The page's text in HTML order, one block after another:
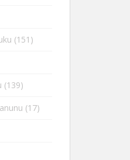
(151)
(139)
(17)